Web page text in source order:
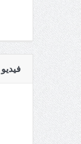
فيديو